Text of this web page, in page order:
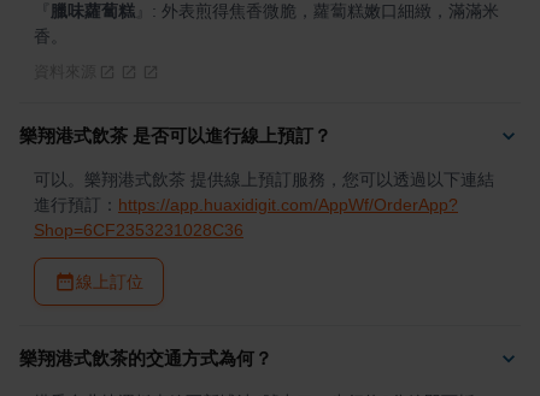
臘味蘿蔔糕
: 外表煎得焦香微脆，蘿蔔糕嫩口細緻，滿滿米
香。
樂翔港式飲茶 是否可以進行線上預訂？
可以。樂翔港式飲茶 提供線上預訂服務，您可以透過以下連結
進行預訂： https://app.huaxidigit.com/AppWf/OrderApp?
Shop=6CF2353231028C36
線上訂位
樂翔港式飲茶的交通方式為何？